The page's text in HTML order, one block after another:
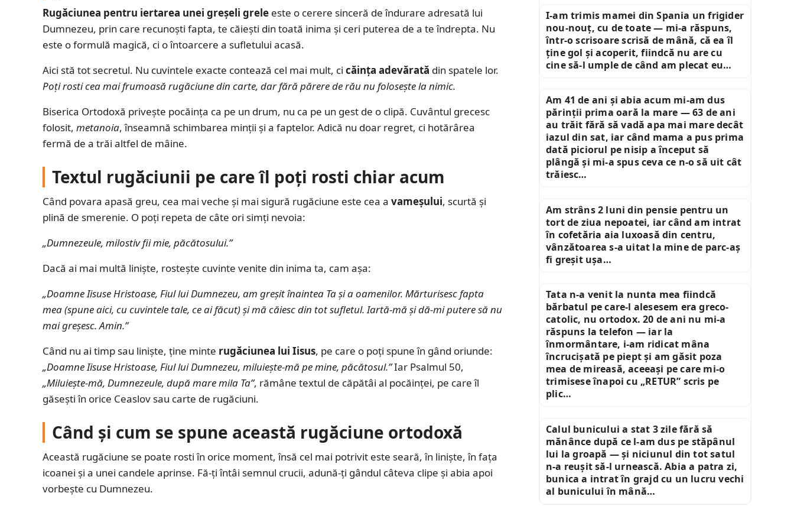
Rugăciunea pentru iertarea unei greșeli grele este o cerere sinceră de îndurare adresată lui
Dumnezeu, prin care recunoști fapta, te căiești din toată inima și ceri puterea de a te îndrepta. Nu
este o formulă magică, ci o întoarcere a sufletului acasă.
Aici stă tot secretul. Nu cuvintele exacte contează cel mai mult, ci căința adevărată din spatele lor.
Poți rosti cea mai frumoasă rugăciune din carte, dar fără părere de rău nu folosește la nimic.
Biserica Ortodoxă privește pocăința ca pe un drum, nu ca pe un gest de o clipă. Cuvântul grecesc
folosit, metanoia, înseamnă schimbarea minții și a faptelor. Adică nu doar regret, ci hotărârea
fermă de a trăi altfel de mâine.
Textul rugăciunii pe care îl poți rosti chiar acum
Când povara apasă greu, cea mai veche și mai sigură rugăciune este cea a vameșului, scurtă și
plină de smerenie. O poți repeta de câte ori simți nevoia:
„Dumnezeule, milostiv fii mie, păcătosului.”
Dacă ai mai multă liniște, rostește cuvinte venite din inima ta, cam așa:
„Doamne Iisuse Hristoase, Fiul lui Dumnezeu, am greșit înaintea Ta și a oamenilor. Mărturisesc fapta
mea (spune aici, cu cuvintele tale, ce ai făcut) și mă căiesc din tot sufletul. Iartă-mă și dă-mi putere să nu
mai greșesc. Amin.”
Când nu ai timp sau liniște, ține minte rugăciunea lui Iisus, pe care o poți spune în gând oriunde:
„Doamne Iisuse Hristoase, Fiul lui Dumnezeu, miluiește-mă pe mine, păcătosul.”Iar Psalmul 50,
„Miluiește-mă, Dumnezeule, după mare mila Ta”, rămâne textul de căpătâi al pocăinței, pe care îl
găsești în orice Ceaslov sau carte de rugăciuni.
Când și cum se spune această rugăciune ortodoxă
Această rugăciune se poate rosti în orice moment, însă cel mai potrivit este seară, în liniște, în fața
icoanei și a unei candele aprinse. Fă-ți întâi semnul crucii, adună-ți gândul câteva clipe și abia apoi
vorbește cu Dumnezeu.
I-am trimis mamei din Spania un frigider
nou-nouț, cu de toate — mi-a răspuns,
într-o scrisoare scrisă de mână, că ea îl
ține gol și acoperit, fiindcă nu are cu
cine să-l umple de când am plecat eu…
Am 41 de ani și abia acum mi-am dus
părinții prima oară la mare — 63 de ani
au trăit fără să vadă apa mai mare decât
iazul din sat, iar când mama a pus prima
dată piciorul pe nisip a început să
plângă și mi-a spus ceva ce n-o să uit cât
trăiesc…
Am strâns 2 luni din pensie pentru un
tort de ziua nepoatei, iar când am intrat
în cofetăria aia luxoasă din centru,
vânzătoarea s-a uitat la mine de parc-aș
fi greșit ușa…
Tata n-a venit la nunta mea fiindcă
bărbatul pe care-l alesesem era greco-
catolic, nu ortodox. 20 de ani nu mi-a
răspuns la telefon — iar la
înmormântare, i-am ridicat mâna
încrucișată pe piept și am găsit poza
mea de mireasă, aceeași pe care mi-o
trimisese înapoi cu „RETUR” scris pe
plic…
Calul bunicului a stat 3 zile fără să
mănânce după ce l-am dus pe stăpânul
lui la groapă — și niciunul din tot satul
n-a reușit să-l urnească. Abia a patra zi,
bunica a intrat în grajd cu un lucru vechi
al bunicului în mână…